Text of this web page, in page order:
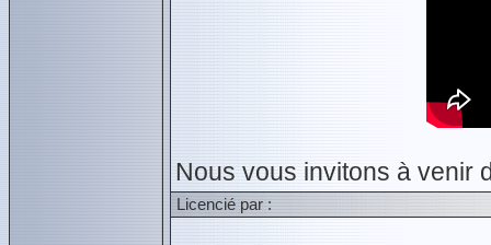
Nous vous invitons à venir
Licencié par :